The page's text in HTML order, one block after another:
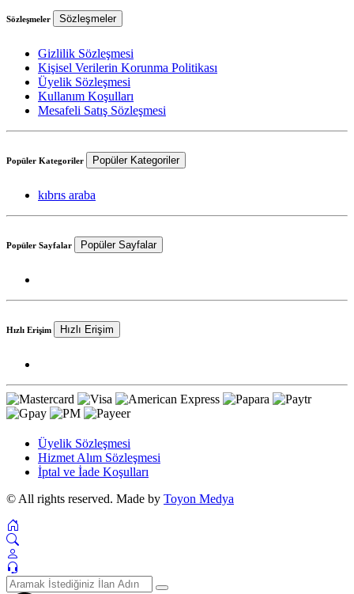
Sözleşmeler Sözleşmeler
Gizlilik Sözleşmesi
Kişisel Verilerin Korunma Politikası
Üyelik Sözleşmesi
Kullanım Koşulları
Mesafeli Satış Sözleşmesi
Popüler Kategoriler Popüler Kategoriler
kıbrıs araba
Popüler Sayfalar Popüler Sayfalar
Hızlı Erişim Hızlı Erişim
Üyelik Sözleşmesi
Hizmet Alım Sözleşmesi
İptal ve İade Koşulları
© All rights reserved. Made by Toyon Medya